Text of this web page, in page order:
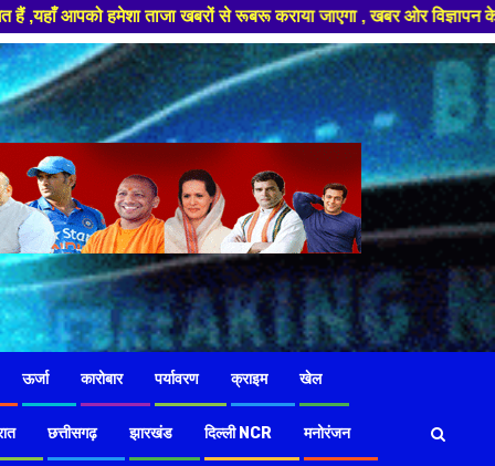
से रूबरू कराया जाएगा , खबर ओर विज्ञापन के लिए संपर्क करे +91
ऊर्जा कारोबार पर्यावरण क्राइम खेल
छत्तीसगढ़ झारखंड दिल्ली NCR मनोरंजन